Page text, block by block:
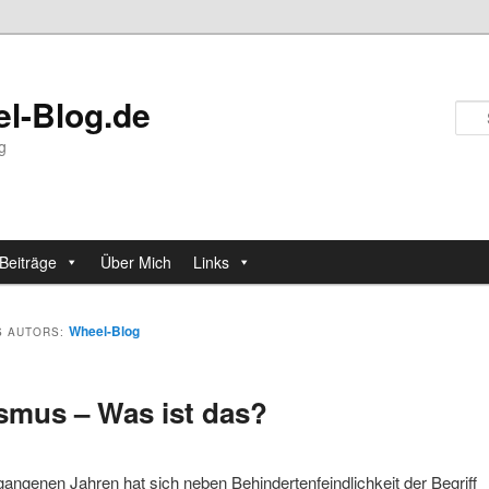
Blog.de
Beiträge Über Mich Links
AUTORS:Wheel-Blog
– Was ist das?
Jahren hat sich neben Behindertenfeindlichkeit der Begriff